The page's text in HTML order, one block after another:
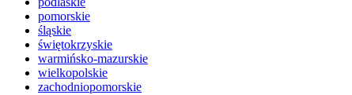
pomorskie
śląskie
świętokrzyskie
warmińsko-mazurskie
wielkopolskie
zachodniopomorskie